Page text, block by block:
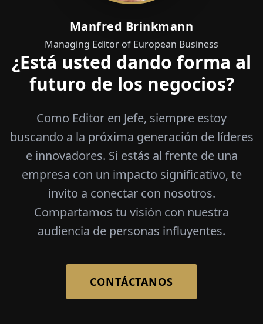
Manfred Brinkmann
Managing Editor of European Business
¿Está usted dando forma al
futuro de los negocios?
Como Editor en Jefe, siempre estoy
buscando a la próxima generación de líderes
e innovadores. Si estás al frente de una
empresa con un impacto significativo, te
invito a conectar con nosotros.
Compartamos tu visión con nuestra
audiencia de personas influyentes.
CONTÁCTANOS